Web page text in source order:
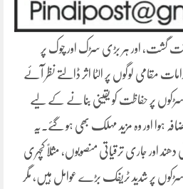
گشت، اور ہر بڑی سڑک اور چوک پر
مقامی لوگوں پر الٹا اثر ڈالتے نظر آئے
سڑکوں پر حفاظت کو یقینی بنانے کے لیے
ہوا اور وہ مزید مہلک بھی ہو گئے۔یہ
اور جاری ترقیاتی منصوبوں، مثلاً کچہری
پر شدید ٹریفک بڑے عوامل ہیں، مگر